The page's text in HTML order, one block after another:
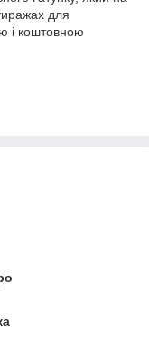
для
і коштовною